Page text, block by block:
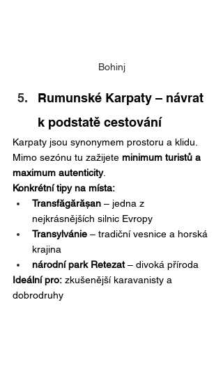
Bohinj
Rumunské Karpaty – návrat
k podstatě cestování
Karpaty jsou synonymem prostoru a klidu.
Mimo sezónu tu zažijete minimum turistů a
maximum autenticity.
Konkrétní tipy na místa:
Transfăgărășan – jedna z
nejkrásnějších silnic Evropy
Transylvánie – tradiční vesnice a horská
krajina
národní park Retezat – divoká příroda
Ideální pro: zkušenější karavanisty a
dobrodruhy